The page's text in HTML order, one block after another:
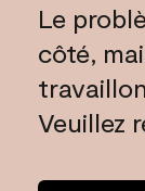
Le
côté,
Veuillez